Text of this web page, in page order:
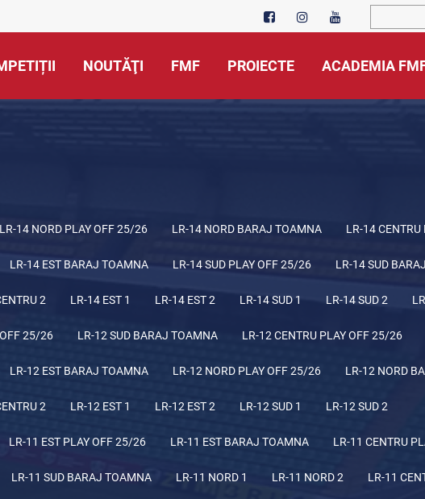
NOUTĂŢI FMF PROIECTE ACADEMIA
LR-14 NORD PLAY OFF 25/26 LR-14 NORD BARAJ TOAMNA LR-14
LR-14 EST BARAJ TOAMNA LR-14 SUD PLAY OFF 25/26 LR-14 SUD
2 LR-14 EST 1 LR-14 EST 2 LR-14 SUD 1 LR-14 SUD 2
25/26 LR-12 SUD BARAJ TOAMNA LR-12 CENTRU PLAY OFF 25/26
LR-12 EST BARAJ TOAMNA LR-12 NORD PLAY OFF 25/26 LR-12 NORD
2 LR-12 EST 1 LR-12 EST 2 LR-12 SUD 1 LR-12 SUD 2
LR-11 EST PLAY OFF 25/26 LR-11 EST BARAJ TOAMNA LR-11 CENTRU
LR-11 SUD BARAJ TOAMNA LR-11 NORD 1 LR-11 NORD 2 LR-11